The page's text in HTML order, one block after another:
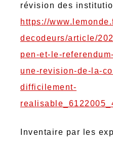
révision des
https://
decodeurs/article/
pen-et-le-
une-revision-de-la-
difficilement-
Inventaire par les